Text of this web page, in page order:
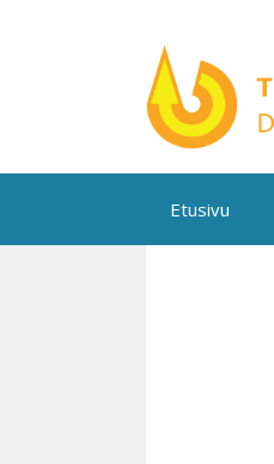
Etusivu